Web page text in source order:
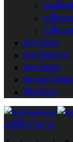
ปลดล็อค
เปลี่ยนจ
เปลี่ยน
สาขาจอหอ
สาขาโคกสวาย
สาขาโคกสูง
สถานะงานซ่อม
เกี่ยวกับเรา
เคพีช้อป โคราช